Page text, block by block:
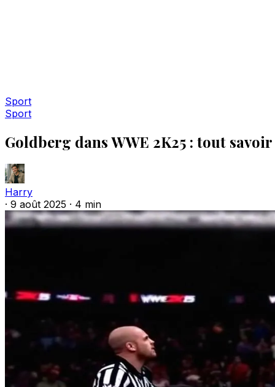
Sport
Sport
Goldberg dans WWE 2K25 : tout
Harry
· 9 août 2025 · 4 min